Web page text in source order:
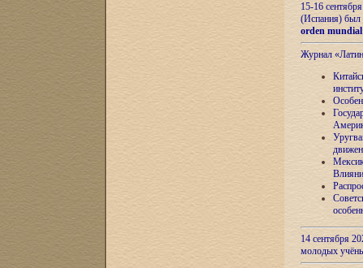
15-16
(Испания) был
orden
Журнал
14 сентября
молодых